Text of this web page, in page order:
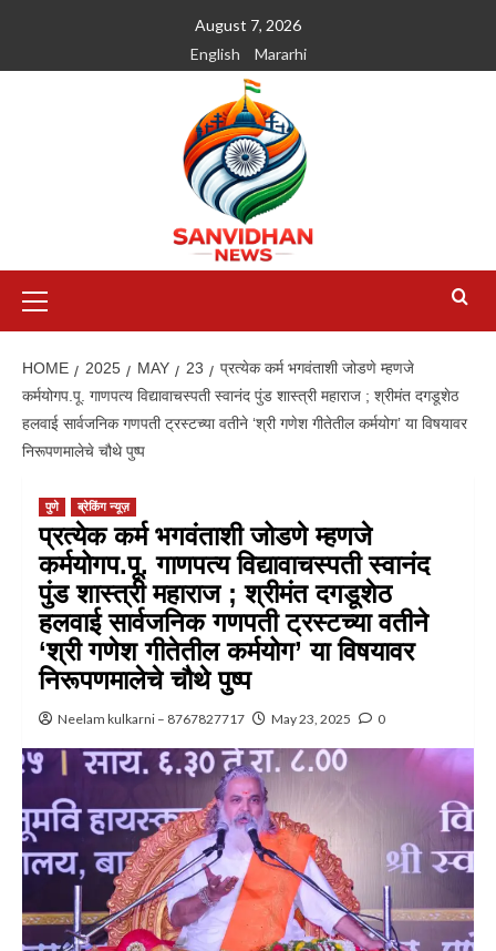
August 7, 2026
English
Mararhi
HOME 2025 MAY 23
प्रत्येक कर्म भगवंताशी जोडणे म्हणजे
कर्मयोगप.पू. गाणपत्य विद्यावाचस्पती स्वानंद पुंड शास्त्री महाराज ; श्रीमंत दगडूशेठ
हलवाई सार्वजनिक गणपती ट्रस्टच्या वतीने ‘श्री गणेश गीतेतील कर्मयोग’ या विषयावर
निरूपणमालेचे चौथे पुष्प
पुणे ब्रेकिंग न्यूज़
प्रत्येक कर्म भगवंताशी जोडणे म्हणजे
कर्मयोगप.पू. गाणपत्य विद्यावाचस्पती स्वानंद
पुंड शास्त्री महाराज ; श्रीमंत दगडूशेठ
हलवाई सार्वजनिक गणपती ट्रस्टच्या वतीने
‘श्री गणेश गीतेतील कर्मयोग’ या विषयावर
निरूपणमालेचे चौथे पुष्प
Neelam kulkarni – 8767827717 May 23, 2025 0